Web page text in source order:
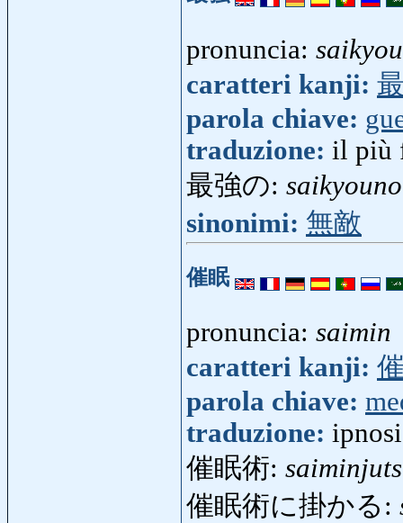
pronuncia: saikyou
caratteri kanji:
parola chiave:
traduzione: il più
最強の: saikyouno
sinonimi: 無敵
催眠
pronuncia: saimin
caratteri kanji:
parola chiave:
traduzione:
催眠術:
催眠術に掛かる: